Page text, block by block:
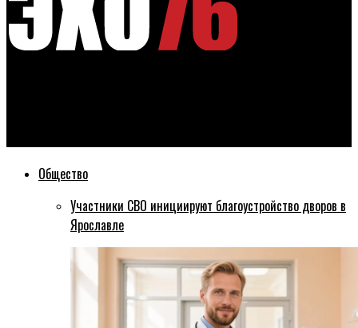
Общество
Участники СВО инициируют благоустройство дворов в
Ярославле